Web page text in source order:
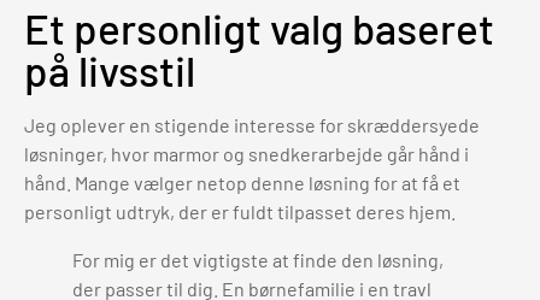
Et personligt valg baseret
på livsstil
Jeg oplever en stigende interesse for skræddersyede
løsninger, hvor marmor og snedkerarbejde går hånd i
hånd. Mange vælger netop denne løsning for at få et
personligt udtryk, der er fuldt tilpasset deres hjem.
For mig er det vigtigste at finde den løsning,
der passer til dig. En børnefamilie i en travl